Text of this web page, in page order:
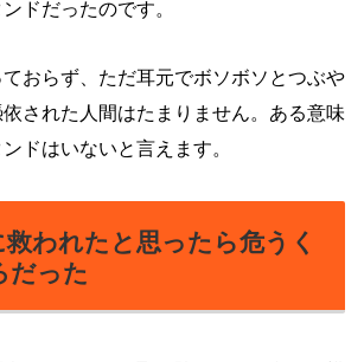
ドだったのです。
おらず、ただ耳元でボソボソとつぶや
依された人間はたまりません。ある意味
ドはいないと言えます。
救われたと思ったら危うく
だった